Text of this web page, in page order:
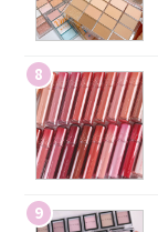
8
9